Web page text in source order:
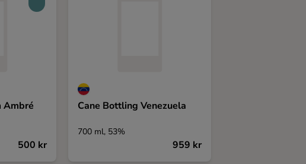
Ambré
500 kr
Cane Bottling Venezuela
700 ml, 53%
959 kr